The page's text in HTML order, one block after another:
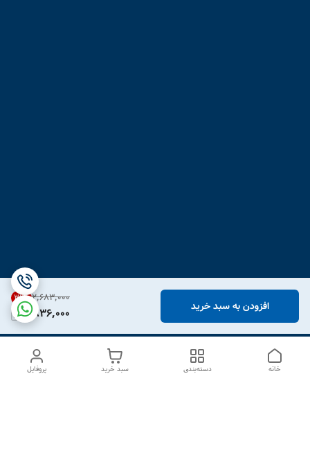
۲٬۶۸۳٬۰۰۰ 31%
1,836,000 افزودن به سبد خرید
پروفایل سبد خرید دسته‌بندی خانه